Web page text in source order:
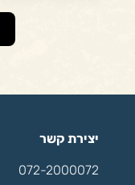
יצירת קשר
072-2000072